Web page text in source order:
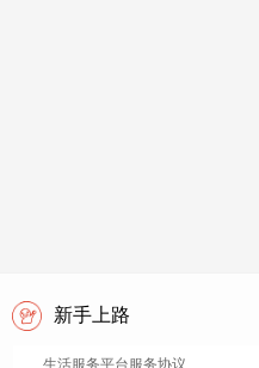
新手上路
生活服务平台服务协议